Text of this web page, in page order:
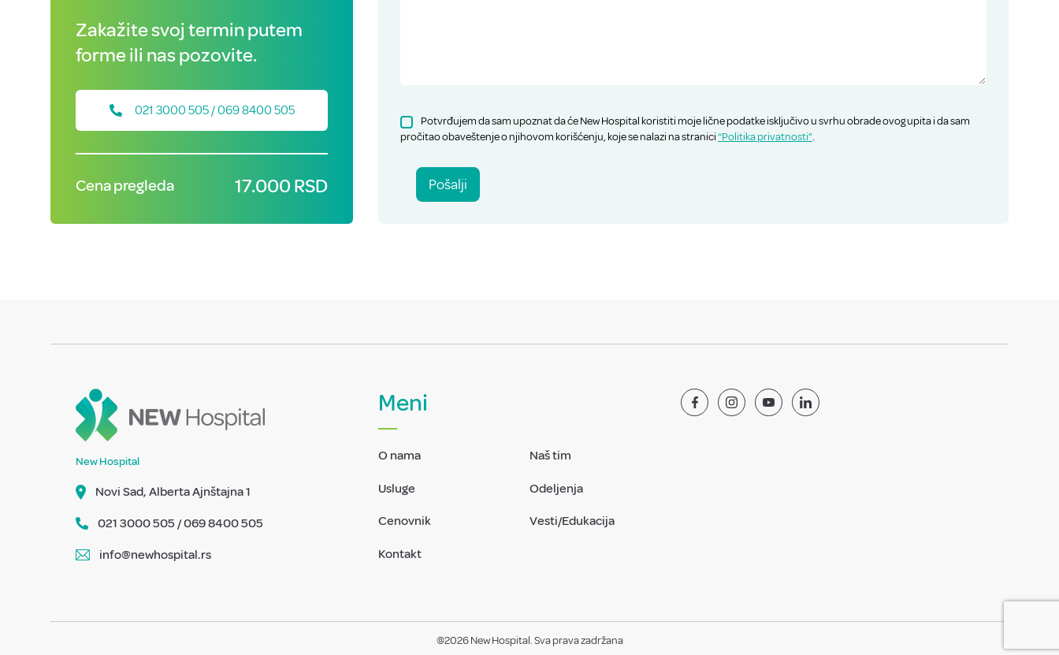
Zakažite svoj termin putem
forme ili nas pozovite.
021 3000 505 / 069 8400 505
Cena pregleda 17.000 RSD
Potvrđujem da sam upoznat da će New Hospital koristiti moje lične podatke isključivo u svrhu obrade ovog upita i da sam
pročitao obaveštenje o njihovom korišćenju, koje se nalazi na stranici“Politika privatnosti”.
Pošalji
New Hospital
Novi Sad, Alberta Ajnštajna 1
021 3000 505 / 069 8400 505
info@newhospital.rs
Meni
O nama Naš tim
Usluge Odeljenja
Cenovnik Vesti/Edukacija
Kontakt
@2026 New Hospital. Sva prava zadržana